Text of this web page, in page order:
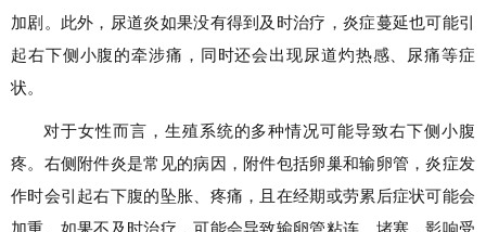
加剧。此外，尿道炎如果没有得到及时治疗，炎症蔓延也可能引
起右下侧小腹的牵涉痛，同时还会出现尿道灼热感、尿痛等症
状。
对于女性而言，生殖系统的多种情况可能导致右下侧小腹
疼。右侧附件炎是常见的病因，附件包括卵巢和输卵管，炎症发
作时会引起右下腹的坠胀、疼痛，且在经期或劳累后症状可能会
加重。如果不及时治疗，可能会导致输卵管粘连、堵塞，影响受